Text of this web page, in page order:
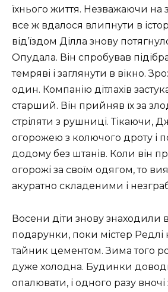
їхнього життя. Незважаючи на
все ж вдалося влипнути в
від’їздом Ділла знову
Опудала. Він спробував
темряві і заглянути в вікно.
один. Компанію дітлахів
старший. Він прийняв їх за
стріляти з рушниці. Тікаючи,
огорожею з колючого дроту і
додому без штанів. Коли він
огорожі за своїм одягом, то
акуратно складеними і
Восени діти знову знаходили
подарунки, поки містер Редлі
тайник цементом. Зима того
дуже холодна. Будинки
опалювати, і одного разу вночі